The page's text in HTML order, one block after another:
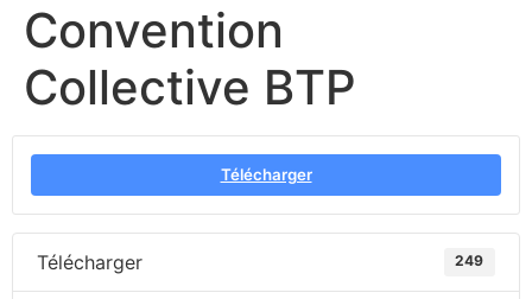
Convention
Collective BTP
Télécharger
Télécharger 249